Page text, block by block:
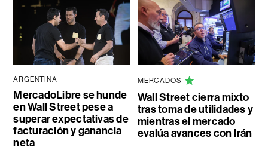
ARGENTINA
MercadoLibre se hunde
en Wall Street pese a
superar expectativas de
facturación y ganancia
neta
MERCADOS
Wall Street cierra mixto
tras toma de utilidades y
mientras el mercado
evalúa avances con Irán